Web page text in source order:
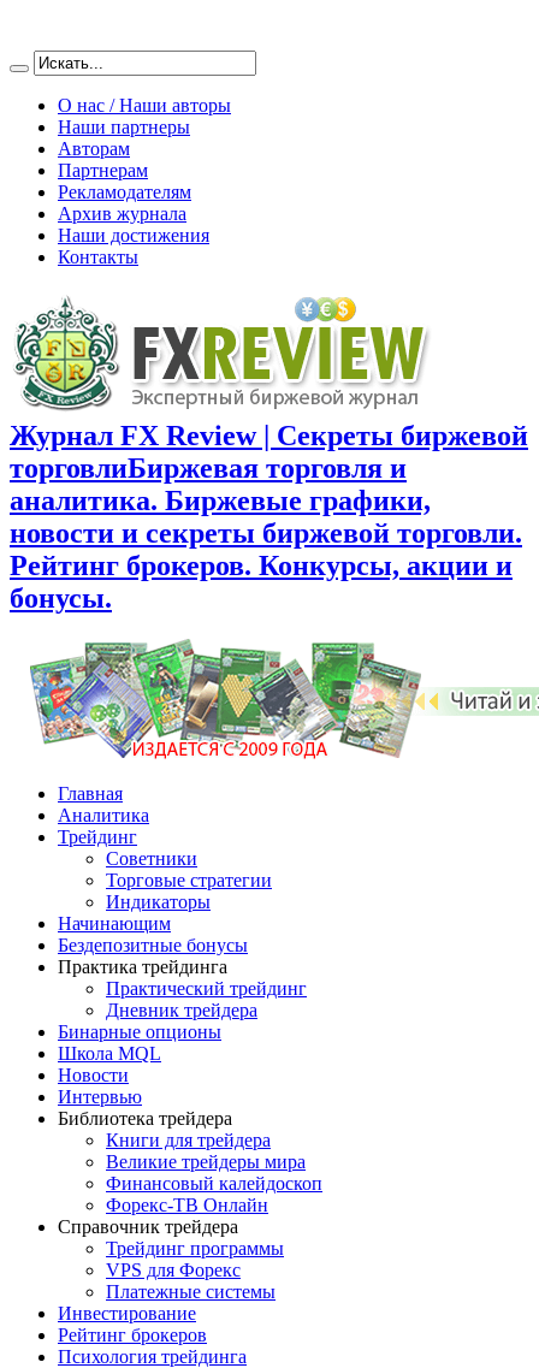
О нас / Наши авторы
Наши партнеры
Авторам
Партнерам
Рекламодателям
Архив журнала
Наши достижения
Контакты
Журнал FX Review | Секреты биржевой
торговлиБиржевая торговля и
аналитика. Биржевые графики,
новости и секреты биржевой торговли.
Рейтинг брокеров. Конкурсы, акции и
бонусы.
Главная
Аналитика
Трейдинг
Советники
Торговые стратегии
Индикаторы
Начинающим
Бездепозитные бонусы
Практика трейдинга
Практический трейдинг
Дневник трейдера
Бинарные опционы
Школа MQL
Новости
Интервью
Библиотека трейдера
Книги для трейдера
Великие трейдеры мира
Финансовый калейдоскоп
Форекс-ТВ Онлайн
Справочник трейдера
Трейдинг программы
VPS для Форекс
Платежные системы
Инвестирование
Рейтинг брокеров
Психология трейдинга